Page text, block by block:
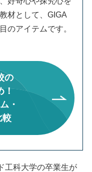
材として、GIGA
のアイテムです。
の
！
・
較
工科大学の卒業生が